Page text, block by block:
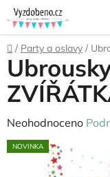
Přejít
na
obsah
Domů
/ Party a oslavy /
Průměrné
hodnocení
produktu
Neohodnoceno
NOVINKA